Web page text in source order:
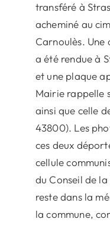
transféré à
acheminé au
Carnoulès. Une
a été rendue à
et une plaque
Mairie rappelle
ainsi que celle
43800). Les
ces deux
cellule
du Conseil de
reste dans la
la commune,